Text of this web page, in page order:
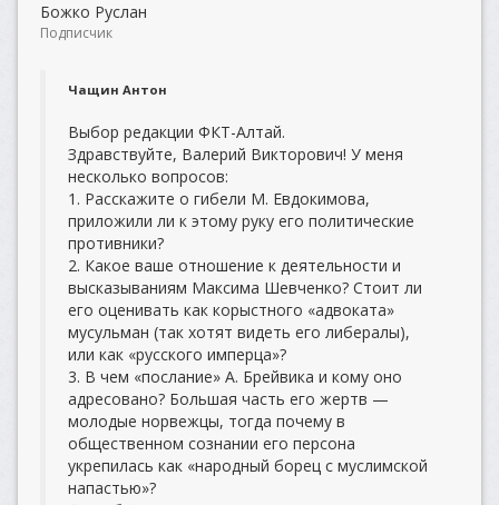
Божко Руслан
Подписчик
Чащин Антон
Выбор редакции ФКТ-Алтай.
Здравствуйте, Валерий Викторович! У меня
несколько вопросов:
1. Расскажите о гибели М. Евдокимова,
приложили ли к этому руку его политические
противники?
2. Какое ваше отношение к деятельности и
высказываниям Максима Шевченко? Стоит ли
его оценивать как корыстного «адвоката»
мусульман (так хотят видеть его либералы),
или как «русского имперца»?
3. В чем «послание» А. Брейвика и кому оно
адресовано? Большая часть его жертв —
молодые норвежцы, тогда почему в
общественном сознании его персона
укрепилась как «народный борец с муслимской
напастью»?